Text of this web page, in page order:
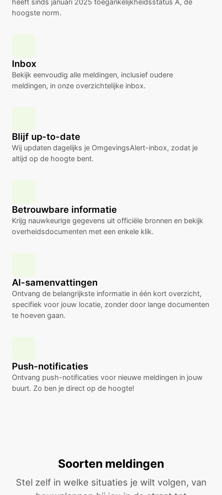
heeft sinds januari 2025 toegankelijkheidsstatus A, de
hoogste norm.
Inbox
Bekijk eenvoudig alle meldingen, inclusief oudere
meldingen, in onze overzichtelijke inbox.
Blijf up-to-date
Wij updaten dagelijks je OmgevingsAlert-inbox, zodat je
altijd op de hoogte bent.
Betrouwbare informatie
Krijg nauwkeurige gegevens uit officiële bronnen en bekijk
overheidsdocumenten met een enkele klik.
AI-samenvattingen
Ontvang de belangrijkste informatie in één kort overzicht,
specifiek voor jouw locatie, zonder door lange documenten
te hoeven gaan.
Push-notificaties
Ontvang push-notificaties voor nieuwe meldingen in jouw
buurt. Zo ben je direct op de hoogte!
Soorten meldingen
Stel zelf in welke situaties je wilt volgen, van